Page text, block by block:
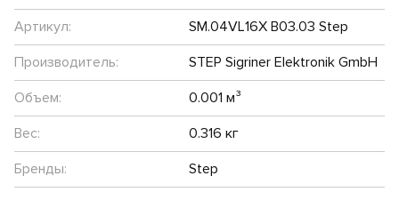
Артикул:
SM.04VL16X B03.03 Step
Производитель:
STEP Sigriner Elektronik GmbH
Объем:
0.001 м³
Вес:
0.316 кг
Бренды:
Step